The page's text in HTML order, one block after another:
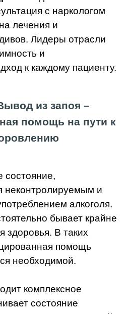
с наркологом
лечения и
Лидеры отрасли
и
к каждому пациенту.
из запоя –
помощь на пути к
состояние,
неконтролируемым и
алкоголя.
бывает крайне
здоровья. В таких
помощь
необходимой.
комплексное
состояние